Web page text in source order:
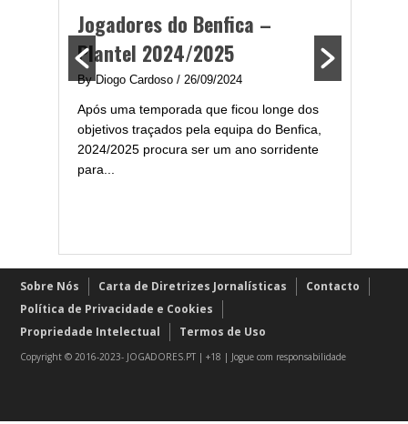
Jogadores do Benfica –
Plantel 2024/2025
By Diogo Cardoso / 26/09/2024
Após uma temporada que ficou longe dos
objetivos traçados pela equipa do Benfica,
2024/2025 procura ser um ano sorridente
para...
Sobre Nós Carta de Diretrizes Jornalísticas
Contacto
Política de Privacidade e Cookies
Propriedade Intelectual
Termos de Uso
Copyright © 2016-2023- JOGADORES.PT | +18 | Jogue com responsabilidade